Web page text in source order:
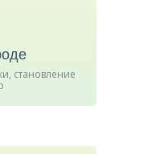
становление